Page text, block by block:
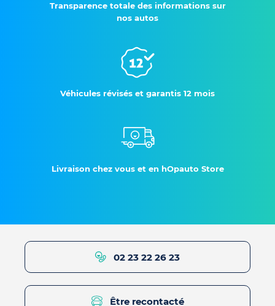
Transparence totale des informations sur
nos autos
Véhicules révisés et garantis 12 mois
Livraison chez vous et en hOpauto Store
02 23 22 26 23
Être recontacté